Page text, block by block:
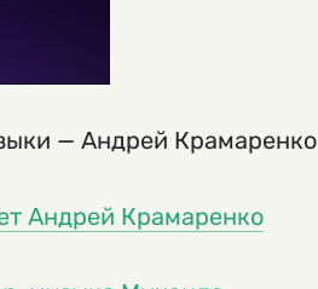
— Андрей Крамаренко
Андрей Крамаренко